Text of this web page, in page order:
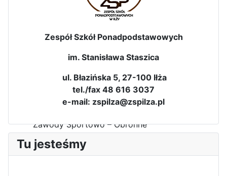
Sukces Kingi na XXXVI
Obchody Święta Konstytucji 3
Maja w Iłży
Zawody Sportowo – Obronne
klas OPW
Zespół Szkół Ponadpodstawowych
im. Stanisława Staszica
ul. Błazińska 5, 27-100 Iłża
tel./fax 48 616 3037
e-mail: zspilza@zspilza.pl
Tu jesteśmy